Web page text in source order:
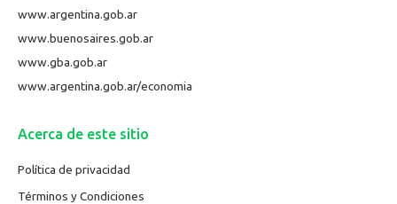
www.argentina.gob.ar
www.buenosaires.gob.ar
www.gba.gob.ar
www.argentina.gob.ar/economia
Acerca de este sitio
Política de privacidad
Términos y Condiciones